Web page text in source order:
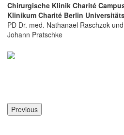
Chirurgische Klinik Charité
Klinikum Charité Berlin
PD Dr. med. Nathanael Raschzok
Johann Pratschke
Previous